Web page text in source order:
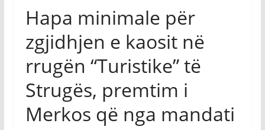
Hapa minimale për
zgjidhjen e kaosit në
rrugën “Turistike” të
Strugës, premtim i
Merkos që nga mandati